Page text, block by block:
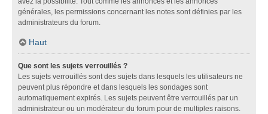
générales, les permissions concernant les notes sont définies par les
administrateurs du forum.
Haut
Que sont les sujets verrouillés ?
Les sujets verrouillés sont des sujets dans lesquels les utilisateurs ne
peuvent plus répondre et dans lesquels les sondages sont
automatiquement expirés. Les sujets peuvent être verrouillés par un
administrateur ou un modérateur du forum pour de multiples raisons.